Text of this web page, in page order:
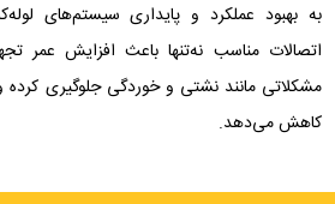
به بهبود عملکرد و پایداری سیستم‌های
اتصالات مناسب نه‌تنها باعث افزایش عمر
مشکلاتی مانند نشتی و خوردگی جلوگیری کرده
کاهش می‌دهد.